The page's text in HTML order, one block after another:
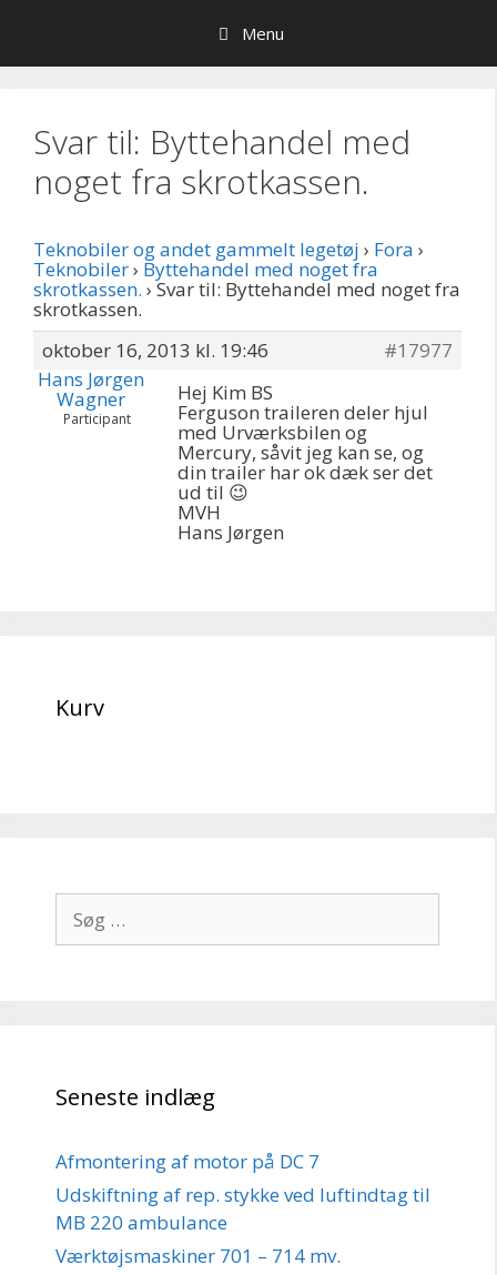
indhold
Menu
Svar til: Byttehandel med
noget fra skrotkassen.
Teknobiler og andet gammelt legetøj › Fora ›
Teknobiler› Byttehandel med noget fra
skrotkassen. › Svar til: Byttehandel med noget fra
skrotkassen.
oktober 16, 2013 kl. 19:46
#17977
Hans Jørgen
Wagner
Participant
Hej Kim BS
Ferguson traileren deler hjul
med Urværksbilen og
Mercury, såvit jeg kan se, og
din trailer har ok dæk ser det
ud til 😉
MVH
Hans Jørgen
Kurv
efter:
Seneste indlæg
Afmontering af motor på DC 7
Udskiftning af rep. stykke ved luftindtag til
MB 220 ambulance
Værktøjsmaskiner 701 – 714 mv.